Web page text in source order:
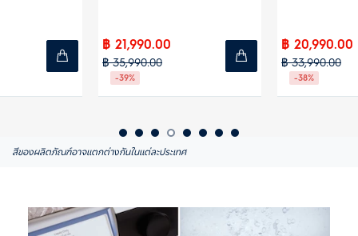
฿ 21,990.00
฿ 35,990.00
฿ 20,990.00
฿ 33,990.00
สีของผลิตภัณฑ์อาจแตกต่างกันในแต่ละประเทศ